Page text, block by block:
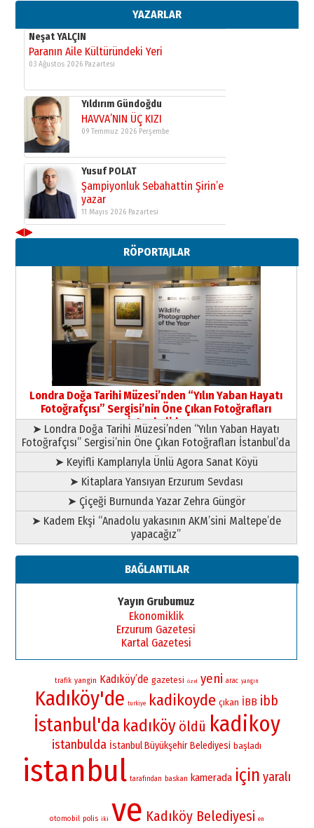
YAZARLAR
11 Mayıs 2026 Pazartesi
Neşat YALÇIN
Paranın Aile Kültüründeki Yeri
03 Ağustos 2026 Pazartesi
Yıldırım Gündoğdu
HAVVA’NIN ÜÇ KIZI
09 Temmuz 2026 Perşembe
Yusuf POLAT
Şampiyonluk Sebahattin Şirin’e
yazar
11 Mayıs 2026 Pazartesi
Neşat YALÇIN
Paranın Aile Kültüründeki Yeri
03 Ağustos 2026 Pazartesi
Yıldırım Gündoğdu
HAVVA’NIN ÜÇ KIZI
09 Temmuz 2026 Perşembe
Yusuf POLAT
Şampiyonluk Sebahattin Şirin’e
yazar
11 Mayıs 2026 Pazartesi
◀▶
RÖPORTAJLAR
Londra Doğa Tarihi Müzesi’nden “Yılın Yaban Hayatı
Fotoğrafçısı” Sergisi’nin Öne Çıkan Fotoğrafları
İstanbul’da
➤ Londra Doğa Tarihi Müzesi’nden “Yılın Yaban Hayatı
Fotoğrafçısı” Sergisi’nin Öne Çıkan Fotoğrafları İstanbul’da
➤ Keyifli Kamplarıyla Ünlü Agora Sanat Köyü
➤ Kitaplara Yansıyan Erzurum Sevdası
➤ Çiçeği Burnunda Yazar Zehra Güngör
➤ Kadem Ekşi “Anadolu yakasının AKM’sini Maltepe’de
yapacağız”
BAĞLANTILAR
Yayın Grubumuz
Ekonomiklik
Erzurum Gazetesi
Kartal Gazetesi
trafik yangin Kadıköy’de gazetesi özel yeni arac yangın
Kadıköy'de turkiye kadikoyde çıkan İBB ibb
İstanbul'da kadıköy öldü kadikoy
istanbulda İstanbul Büyükşehir Belediyesi başladı
istanbul tarafından baskan kamerada için yaralı
otomobil polis iki ve Kadıköy Belediyesi en